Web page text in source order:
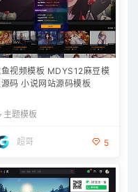
视频模板 MDYS12麻豆模
码 小说网站源码模板
主题模板
超哥 5